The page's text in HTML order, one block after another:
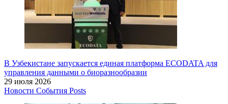
В Узбекистане запускается единая платформа ECODATA для
управления данными о биоразнообразии
29 июля 2026
Новости События Posts